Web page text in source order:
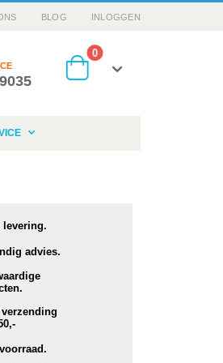
BLOG INLOGGEN
Cart
0producten
levering.
advies.